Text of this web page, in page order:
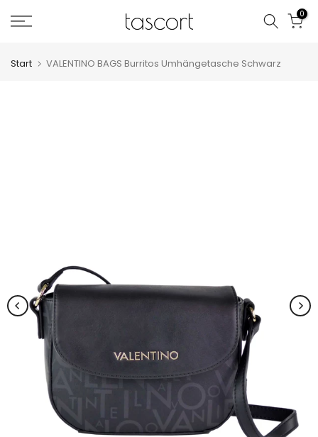
Zum
springen
0
Start VALENTINO BAGS Burritos Umhängetasche Schwarz